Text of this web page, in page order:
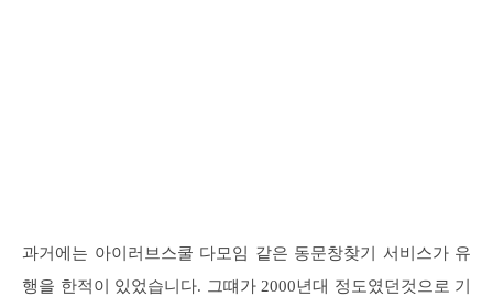
과거에는 아이러브스쿨 다모임 같은 동문창찾기 서비스가 유
행을 한적이 있었습니다. 그떄가 2000년대 정도였던것으로 기